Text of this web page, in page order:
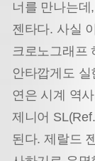
너를 만나는
젠타다. 사실
크로노그래프
안타깝게도
연은 시계 역
제니어
된다. 제랄드